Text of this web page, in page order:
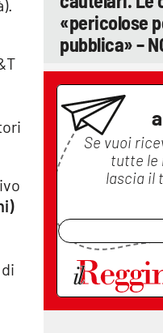
«pericolose
pubblica» –
Se vuoi
tutte le
lascia il